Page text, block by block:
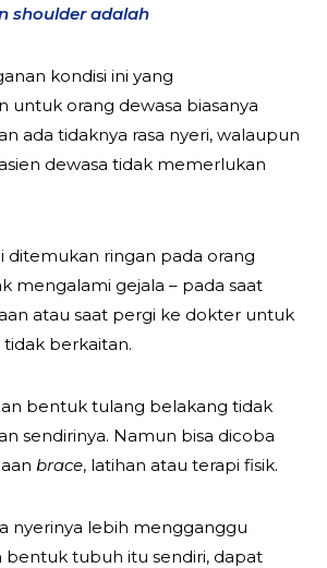
shoulder adalah
kondisi ini yang
untuk orang dewasa biasanya
ada tidaknya rasa nyeri, walaupun
dewasa tidak memerlukan
ditemukan ringan pada orang
mengalami gejala – pada saat
atau saat pergi ke dokter untuk
berkaitan.
bentuk tulang belakang tidak
sendirinya. Namun bisa dicoba
brace, latihan atau terapi fisik.
nyerinya lebih mengganggu
bentuk tubuh itu sendiri, dapat